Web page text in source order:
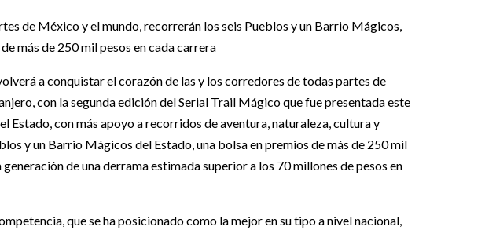
de México y el mundo, recorrerán los seis Pueblos y un Barrio Mágicos,
más de 250 mil pesos en cada carrera
a conquistar el corazón de las y los corredores de todas partes de
con la segunda edición del Serial Trail Mágico que fue presentada este
Estado, con más apoyo a recorridos de aventura, naturaleza, cultura y
y un Barrio Mágicos del Estado, una bolsa en premios de más de 250 mil
generación de una derrama estimada superior a los 70 millones de pesos en
que se ha posicionado como la mejor en su tipo a nivel nacional,